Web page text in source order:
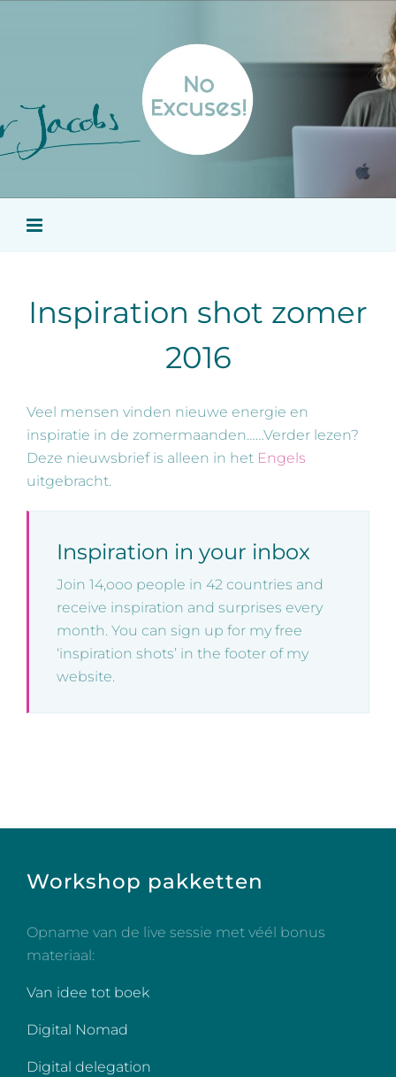
Inspiration shot zomer
2016
Veel mensen vinden nieuwe energie en
inspiratie in de zomermaanden……Verder lezen?
Deze nieuwsbrief is alleen in het Engels
uitgebracht.
Inspiration in your inbox
Join 14,ooo people in 42 countries and
receive inspiration and surprises every
month. You can sign up for my free
‘inspiration shots’ in the footer of my
website.
Workshop pakketten
Opname van de live sessie met véél bonus
materiaal:
Van idee tot boek
Digital Nomad
Digital delegation